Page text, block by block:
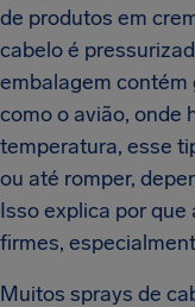
de produtos em
cabelo é
embalagem contém
como o avião, onde
temperatura, esse
ou até romper,
Isso explica por
firmes,
Muitos sprays de